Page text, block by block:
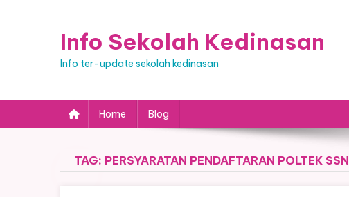
Info Sekolah Kedinasan
Info ter-update sekolah kedinasan
Home Blog
TAG: PERSYARATAN PENDAFTARAN POLTEK SSN